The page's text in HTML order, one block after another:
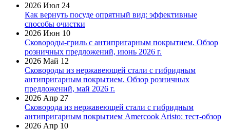
2026 Июл 24
Как вернуть посуде опрятный вид: эффективные
способы очистки
2026 Июн 10
Сковороды-гриль с антипригарным покрытием. Обзор
розничных предложений, июнь 2026 г.
2026 Май 12
Сковороды из нержавеющей стали с гибридным
антипригарным покрытием. Обзор розничных
предложений, май 2026 г.
2026 Апр 27
Сковорода из нержавеющей стали с гибридным
антипригарным покрытием Amercook Aristo: тест-обзор
2026 Апр 10